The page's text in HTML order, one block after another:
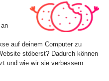
: 10
auf deinem Computer zu
stöberst? Dadurch können
und wie wir sie verbessern